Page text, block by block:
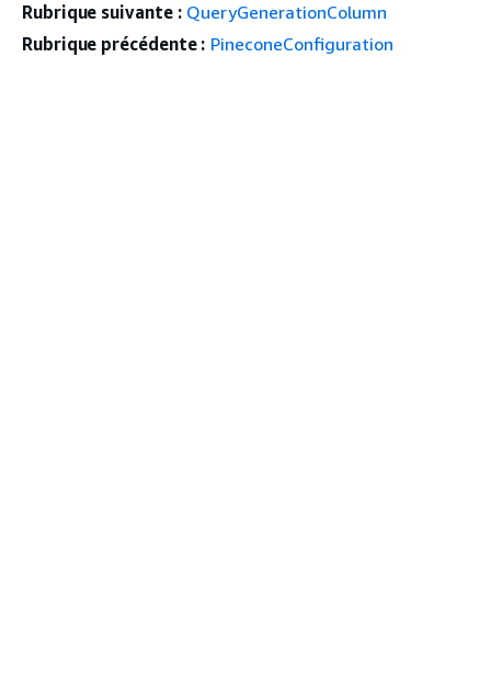
Rubrique suivante : QueryGenerationColumn
Rubrique précédente : PineconeConfiguration